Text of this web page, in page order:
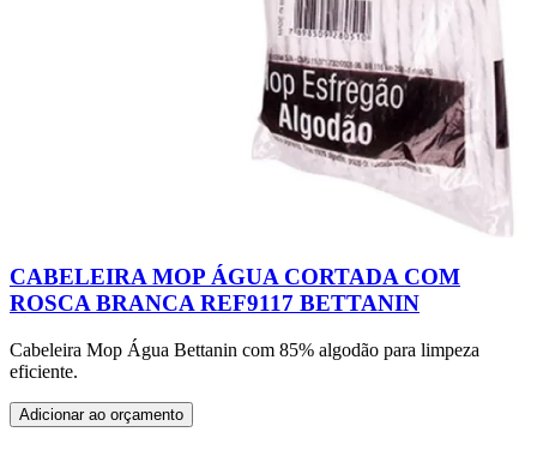
CABELEIRA MOP ÁGUA CORTADA COM
ROSCA BRANCA REF9117 BETTANIN
Cabeleira Mop Água Bettanin com 85% algodão para limpeza
eficiente.
Adicionar ao orçamento